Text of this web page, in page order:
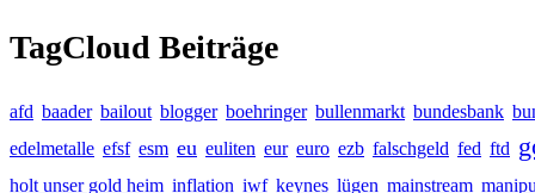
TagCloud Beiträge
afd baader bailout blogger boehringer bullenmarkt bundesbank
edelmetalle efsf esm eu euliten eur euro ezb falschgeld fed ftd
holt unser gold heim inflation iwf keynes lügen mainstream